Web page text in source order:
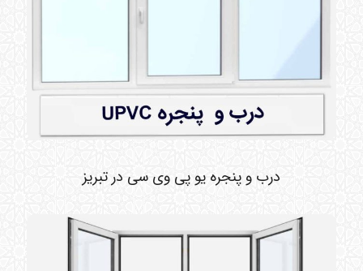
درب و پنجره یو پی وی سی در تبریز